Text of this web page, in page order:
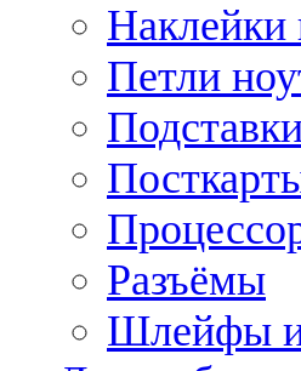
Наклейки
Петли
Разъёмы
Шлейфы и